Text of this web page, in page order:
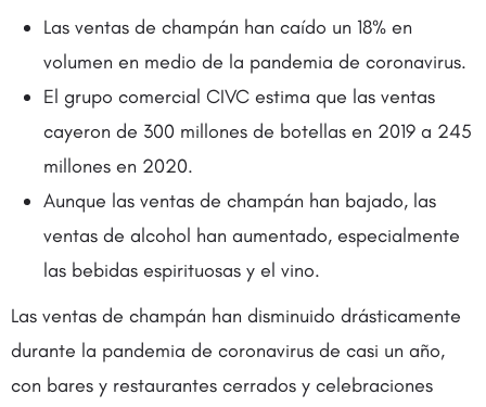
Las ventas de champán han caído un 18% en
volumen en medio de la pandemia de coronavirus.
El grupo comercial CIVC estima que las ventas
cayeron de 300 millones de botellas en 2019 a 245
millones en 2020.
Aunque las ventas de champán han bajado, las
ventas de alcohol han aumentado, especialmente
las bebidas espirituosas y el vino.
Las ventas de champán han disminuido drásticamente
durante la pandemia de coronavirus de casi un año,
con bares y restaurantes cerrados y celebraciones